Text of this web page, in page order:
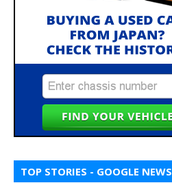
TOP STORIES - GOOGLE NEWS